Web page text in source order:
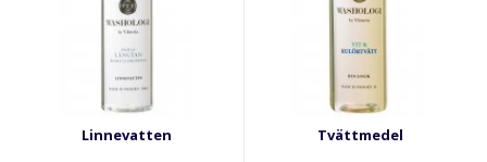
Linnevatten Tvättmedel